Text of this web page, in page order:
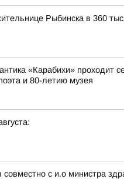
Рыбинска в 360
«Карабихи» проходит
и 80-летию музея
с и.о министра